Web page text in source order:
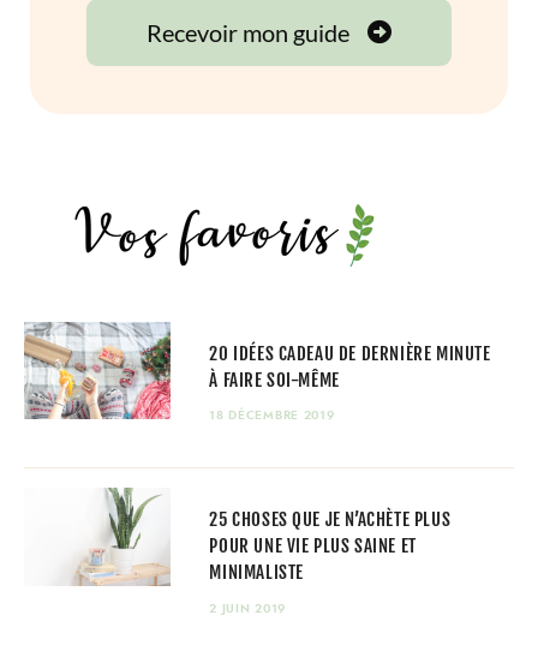
20 IDÉES CADEAU DE DERNIÈRE MINUTE
À FAIRE SOI-MÊME
18 DÉCEMBRE 2019
25 CHOSES QUE JE N’ACHÈTE PLUS
POUR UNE VIE PLUS SAINE ET
MINIMALISTE
2 JUIN 2019